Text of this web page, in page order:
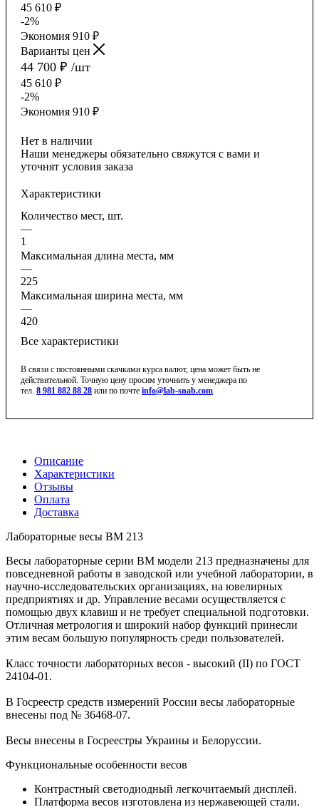
45 610 ₽
-2%
Экономия 910 ₽
Варианты цен
44 700 ₽ /шт
45 610 ₽
-2%
Экономия 910 ₽
Нет в наличии
Наши менеджеры обязательно свяжутся с вами и
уточнят условия заказа
Характеристики
Количество мест, шт.
—
1
Максимальная длина места, мм
—
225
Максимальная ширина места, мм
—
420
Все характеристики
В связи с постоянными скачками курса валют, цена может быть не
действительной. Точную цену просим уточнить у менеджера по
тел. 8 981 882 88 28 или по почте info@lab-snab.com
Описание
Характеристики
Отзывы
Оплата
Доставка
Лабораторные весы ВМ 213
Весы лабораторные серии ВМ модели 213 предназначены для
повседневной работы в заводской или учебной лаборатории, в
научно-исследовательских организациях, на ювелирных
предприятиях и др. Управление весами осуществляется с
помощью двух клавиш и не требует специальной подготовки.
Отличная метрология и широкий набор функций принесли
этим весам большую популярность среди пользователей.
Класс точности лабораторных весов - высокий (II) по ГОСТ
24104-01.
В Госреестр средств измерений России весы лабораторные
внесены под № 36468-07.
Весы внесены в Госреестры Украины и Белоруссии.
Функциональные особенности весов
Контрастный светодиодный легкочитаемый дисплей.
Платформа весов изготовлена из нержавеющей стали.